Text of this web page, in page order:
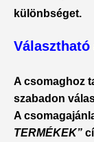
különbséget.
Választható
A csomaghoz
szabadon
A
TERMÉKEK”